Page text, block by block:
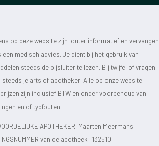
op deze website zijn louter informatief en vervangen
een medisch advies. Je dient bij het gebruik van
steeds de bijsluiter te lezen. Bij twijfel of vragen,
steeds je arts of apotheker. Alle op onze website
zijn inclusief BTW en onder voorbehoud van
en of typfouten.
APOTHEKER: Maarten Meermans
van de apotheek : 132510